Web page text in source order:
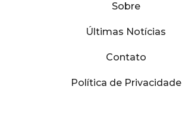
Sobre
Últimas Notícias
Contato
Política de Privacidade